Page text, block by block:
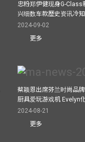
忠粉郑伊健现身G-
兴细数车款歷史资讯冷
2024-09-02
更多
蔡颖恩出席芬兰时尚品
厨具爱玩游戏机 Evelyn
2024-08-21
更多